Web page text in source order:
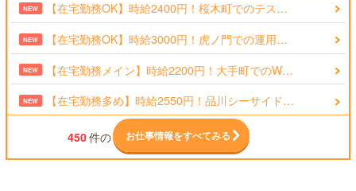
NEW 【在宅勤務OK】時給2400円！桜木町でのテス…
NEW 【在宅勤務OK】時給3000円！虎ノ門での運用…
NEW 【在宅勤務メイン】時給2200円！大手町でのW…
NEW 【在宅勤務多め】時給2550円！品川シーサイド…
450件の お仕事情報をすべてみる